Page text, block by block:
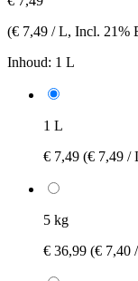
(€ 7,49 / L, Incl. 21%
Inhoud: 1 L
1 L
€ 7,49 (€ 7,49 /
5 kg
€ 36,99 (€ 7,40